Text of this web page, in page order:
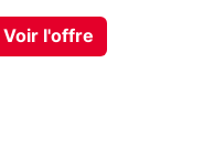
Voir l'offre